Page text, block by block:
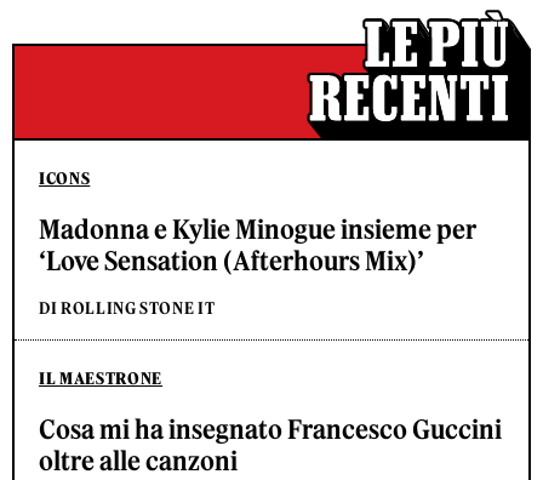
ICONS
Madonna e Kylie Minogue insieme per
‘Love Sensation (Afterhours Mix)’
DI ROLLING STONE IT
IL MAESTRONE
Cosa mi ha insegnato Francesco Guccini
oltre alle canzoni